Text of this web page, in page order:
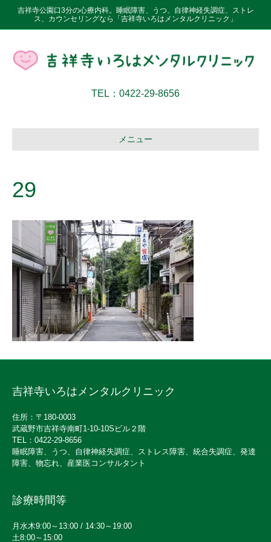
吉祥寺公園口3分の心療内科。睡眠障害、うつ、自律神経失調症、ストレ
ス、カウンセリングなら「吉祥寺いろはメンタルクリニック」
TEL：0422-29-8656
メニュー
29
吉祥寺いろはメンタルクリニック
住所：〒180-0003
武蔵野市吉祥寺南町1-10-10Sビル２階
TEL：0422-29-8656
睡眠障害、うつ、自律神経失調症、ストレス障害、統合失調症、発達
障害、物忘れ、産業医コンサルタント
診療時間等
月水木9:00～13:00 / 14:30～19:00
土8:00～15:00